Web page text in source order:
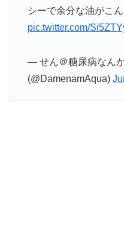
シーで余分な油がこ
pic.twitter.com/
— せん＠糖尿病なんか
(@DamenamAqua)